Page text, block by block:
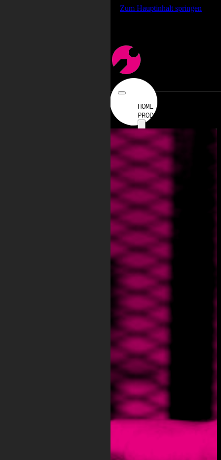
Zum Hauptinhalt springen
HOME
PRODUKTE
PRODUKTÜBERSICHT
PALETTIERER
ETIKETTIERER
COBOTS
BANDEROLIERER
WICKLER
FÖRDERTECHNIK
FAHRERLOSE
TRANSPORTSYSTEME
GREIFKÖPFE
ANWENDUNGSFÄLLE
LEISTUNGEN
LEISTUNGEN
– BRANCHEN
LEISTUNGEN –
DIENSTLEISTUNGEN
KONTAKT
ÜBER
UNS
ÜBER
UNS
–
DAS
TEAM
ÜBER UNS –
REFERENZEN
ÜBER UNS –